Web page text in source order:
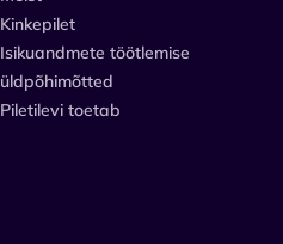
Kinkepilet
Isikuandmete töötlemise
üldpõhimõtted
Piletilevi toetab